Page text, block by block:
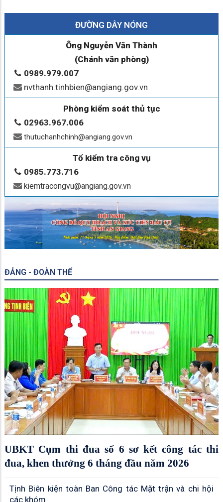
ĐƯỜNG DÂY NÓNG
Ông Nguyễn Văn Thành
(Chánh văn phòng)
0989.979.007
nvthanh.tinhbien@angiang.gov.vn
Phòng kiểm soát thủ tục
02963.967.006
thutuchanhchinh@angiang.gov.vn
Tổ kiểm tra công vụ
0985.773.716
kiemtracongvu@angiang.gov.vn
ĐẢNG - ĐOÀN THỂ
UBKT Cụm thi đua số 6 sơ kết công tác thi
đua, khen thưởng 6 tháng đầu năm 2026
Tịnh Biên kiện toàn Ban Công tác Mặt trận và chi hội
các khóm